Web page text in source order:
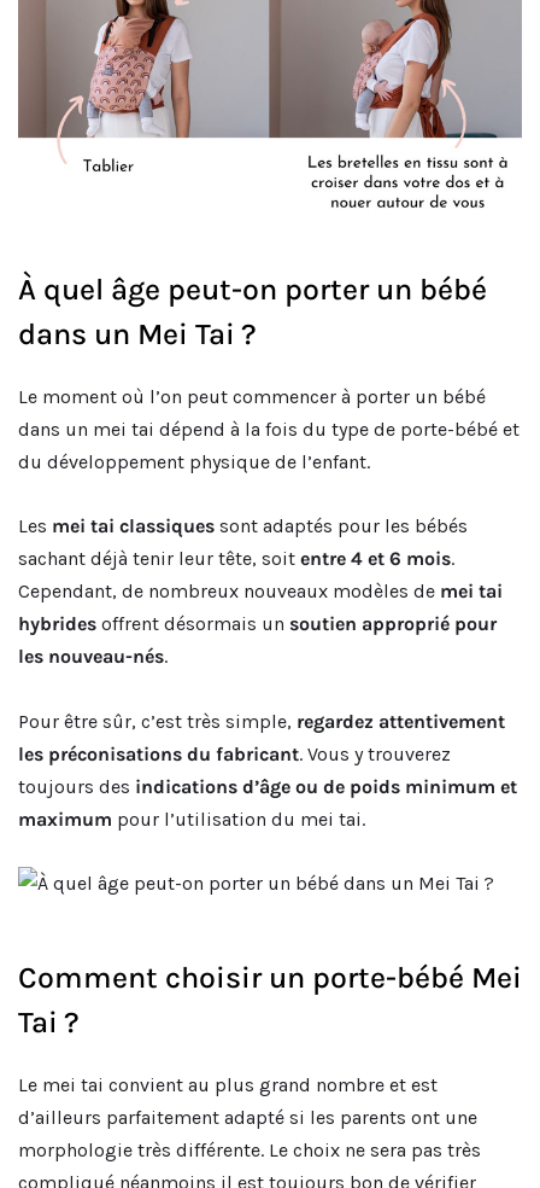
À quel âge peut-on porter un bébé
dans un Mei Tai ?
Le moment où l’on peut commencer à porter un bébé
dans un mei tai dépend à la fois du type de porte-bébé et
du développement physique de l’enfant.
Les mei tai classiques sont adaptés pour les bébés
sachant déjà tenir leur tête, soit entre 4 et 6 mois.
Cependant, de nombreux nouveaux modèles de mei tai
hybrides offrent désormais un soutien approprié pour
les nouveau-nés.
Pour être sûr, c’est très simple, regardez attentivement
les préconisations du fabricant. Vous y trouverez
toujours des indications d’âge ou de poids minimum et
maximum pour l’utilisation du mei tai.
Comment choisir un porte-bébé Mei
Tai ?
Le mei tai convient au plus grand nombre et est
d’ailleurs parfaitement adapté si les parents ont une
morphologie très différente. Le choix ne sera pas très
compliqué néanmoins il est toujours bon de vérifier